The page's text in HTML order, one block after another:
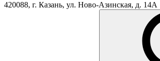
420088, г. Казань, ул. Ново-Азинская, д. 14А